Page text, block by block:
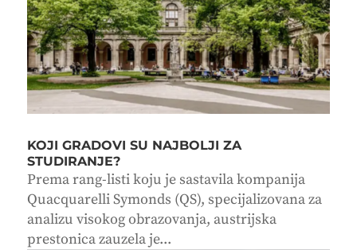
KOJI GRADOVI SU NAJBOLJI ZA
STUDIRANJE?
Prema rang-listi koju je sastavila kompanija
Quacquarelli Symonds (QS), specijalizovana za
analizu visokog obrazovanja, austrijska
prestonica zauzela je...